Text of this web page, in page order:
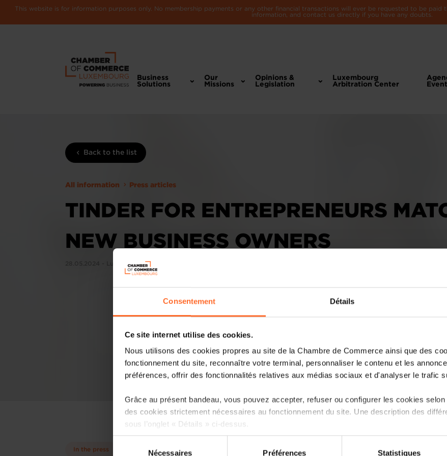
Consentement Détails
Ce site internet utilise des cookies.
Nous utilisons des cookies propres au site de la Chambre de Commerce ainsi que des
fonctionnement du site, reconnaître votre terminal, personnaliser le contenu et les
préférences, offrir des fonctionnalités relatives aux médias sociaux et d'analyser le trafic
Grâce au présent bandeau, vous pouvez accepter, refuser ou configurer les cookies
des cookies strictement nécessaires au fonctionnement du site. Une description des
sous l’onglet « Détails » ci-dessus.
Il est précisé que la navigation sur le site et certaines fonctionnalités (ex : lecture de
Nécessaires Préférences Statistiques
This website is for information purposes only. No membership payments or any other financial transactions will ever be requested to be paid
information, and contact us directly if you have any doubts.
Business
Solutions
Our
Missions
Opinions &
Legislation
Luxembourg
Arbitration Center
Back to the list
All information Press articles
TINDER FOR ENTREPRENEURS
NEW BUSINESS OWNERS
28.05.2024 - Luxembourg Times
In the press
Business chambers help tackle
together with new owners.
More than 300 business sellers and
hosted jointly by the Luxembourg
and Crafts, but passing a company
sizeable challenge and only a